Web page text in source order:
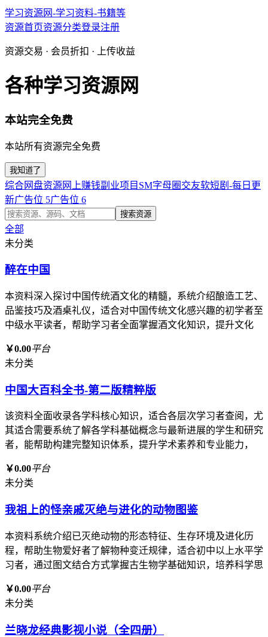
学习资源网-学习资料-书籍等
资源首页资源分类登录注册
资源交易 · 会员折扣 · 上传收益
各种学习资源网
本站完全免费
本站所有资源完全免费
我知道了
综合网盘资源 网上赚钱副业项目 SM字母圈交友软短剧-每日更
新广告位 5广告位 6
搜索资源
全部
未分类
醉在中国
本资料深入探讨中国传统酒文化的精髓，系统介绍酿造工艺、
品鉴技巧及酒桌礼仪，适合对中国传统文化感兴趣的初学者至
中级水平读者，帮助学习者全面掌握酒文化知识，提升文化
￥0.00平台
未分类
中国大百科全书-第二版精粹版
该资料全面收录各学科核心知识，适合各层次学习者查阅，尤
其适合需要系统了解各学科基础概念与最新进展的学生和研究
者，能帮助构建完整知识体系，提升学术素养和专业能力，
￥0.00平台
未分类
我祖上的怪亲戚灭绝与进化的动物图鉴
本资料系统介绍已灭绝动物的形态特征、生存环境及进化历
程，帮助生物爱好者了解物种变迁规律，适合初中以上水平学
习者，通过图文结合方式掌握古生物学基础知识，培养科学思
￥0.00平台
未分类
兰晓龙经典影视小说（全四册）